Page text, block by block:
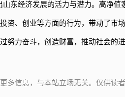
东经济发展的活力与潜力。高净值
资、创业等方面的行为，带动了市
努力奋斗，创造财富，推动社会的进
多信息，与本站立场无关。仅供读